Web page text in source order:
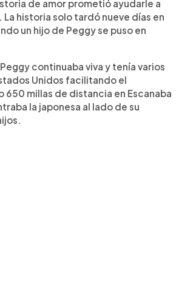
de amor prometió ayudarle a
historia solo tardó nueve días en
un hijo de Peggy se puso en
continuaba viva y tenía varios
Unidos facilitando el
650 millas de distancia en Escanaba
la japonesa al lado de su